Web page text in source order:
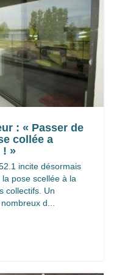
: « Passer de
collée a
! »
incite désormais
pose scellée à la
collectifs. Un
d...